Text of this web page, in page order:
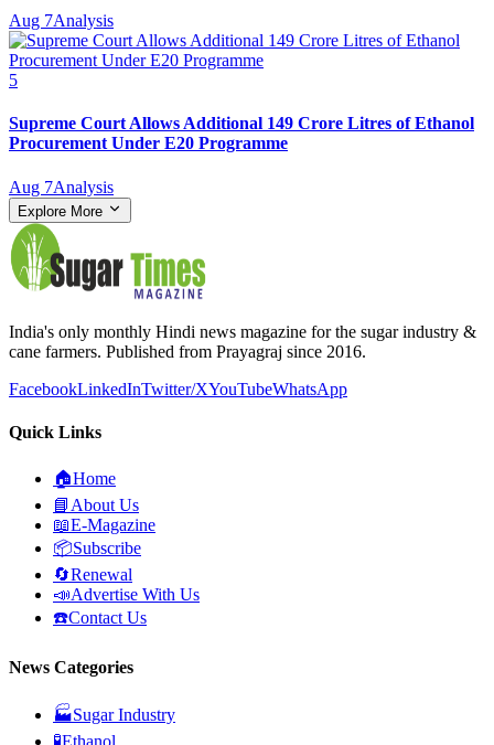
Aug 7Analysis
5
Supreme Court Allows Additional 149 Crore Litres of Ethanol
Procurement Under E20 Programme
Aug 7Analysis
Explore More
India's only monthly Hindi news magazine for the sugar industry &
cane farmers. Published from Prayagraj since 2016.
FacebookLinkedInTwitter/XYouTubeWhatsApp
Quick Links
🏠Home
📘 About Us
📖E-Magazine
📦Subscribe
🔄Renewal
📣Advertise With Us
☎️Contact Us
News Categories
🏭Sugar Industry
🧪Ethanol